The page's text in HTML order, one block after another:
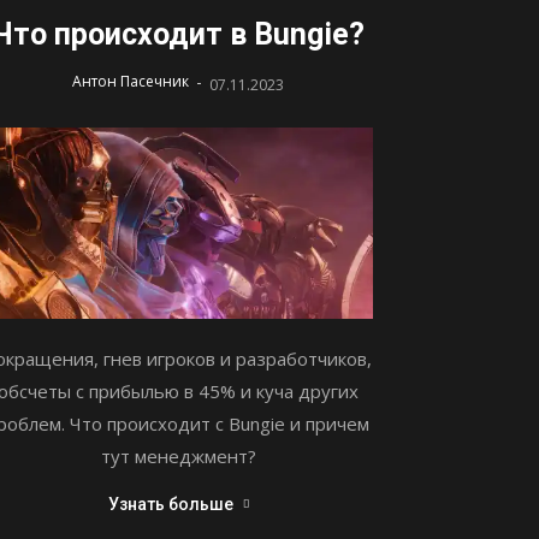
происходит в Bungie?
Антон Пасечник - 07.11.2023
гнев игроков и разработчиков,
с прибылью в 45% и куча других
Что происходит с Bungie и причем
тут менеджмент?
Узнать больше